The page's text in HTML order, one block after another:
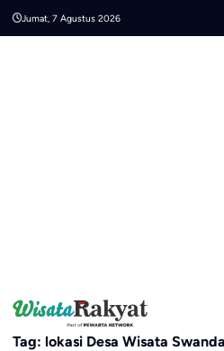
Jumat, 7 Agustus 2026
Tag: lokasi Desa Wisata